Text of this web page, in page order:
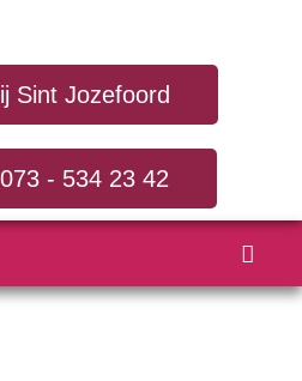
Sint Jozefoord
073 - 534 23 42